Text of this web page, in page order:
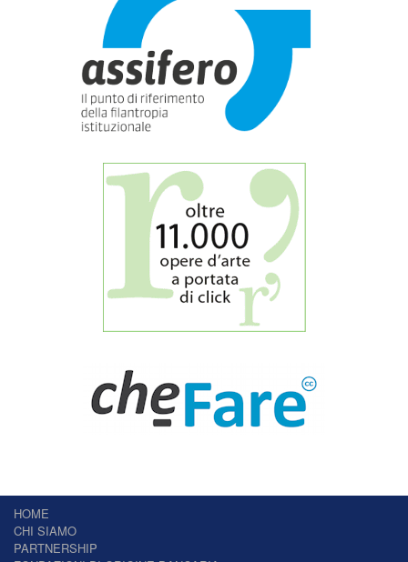
HOME
CHI SIAMO
PARTNERSHIP